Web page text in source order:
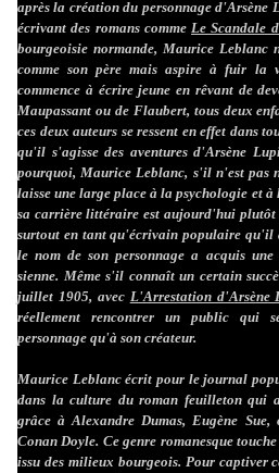
après la création du personnage d'Arsène
écrivant des romans comme Le Scandale
bourgeoisie normande, Maurice Leblanc
comme son père mais aspire à fuir la
commence à écrire jeune en rêvant de
Maupassant ou de Flaubert, tous deux
ces deux auteurs se ressent en effet dans
qu'il s'agisse des aventures d'Arsène
pourquoi, Maurice Leblanc, s'il n'est pas
laisse une large place à la psychologie et
sa carrière littéraire est aujourd'hui plutôt
surtout en tant qu'écrivain populaire qu'il
le nom de son personnage a acquis
sienne. Même s'il connaît un certain
juillet 1905, avec L'Arrestation d'Arsène
réellement rencontrer un public qui
personnage qu'à son créateur.
Maurice Leblanc écrit pour le journal
dans la culture du roman feuilleton qui
grâce à Alexandre Dumas, Eugène
Conan Doyle. Ce genre romanesque
issu des milieux bourgeois. Pour captiver